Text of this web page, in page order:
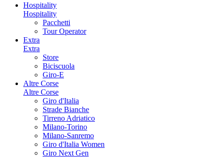
Hospitality
Hospitality
Pacchetti
Tour Operator
Extra
Extra
Store
Biciscuola
Giro-E
Altre Corse
Altre Corse
Giro d'Italia
Strade Bianche
Tirreno Adriatico
Milano-Torino
Milano-Sanremo
Giro d'Italia Women
Giro Next Gen